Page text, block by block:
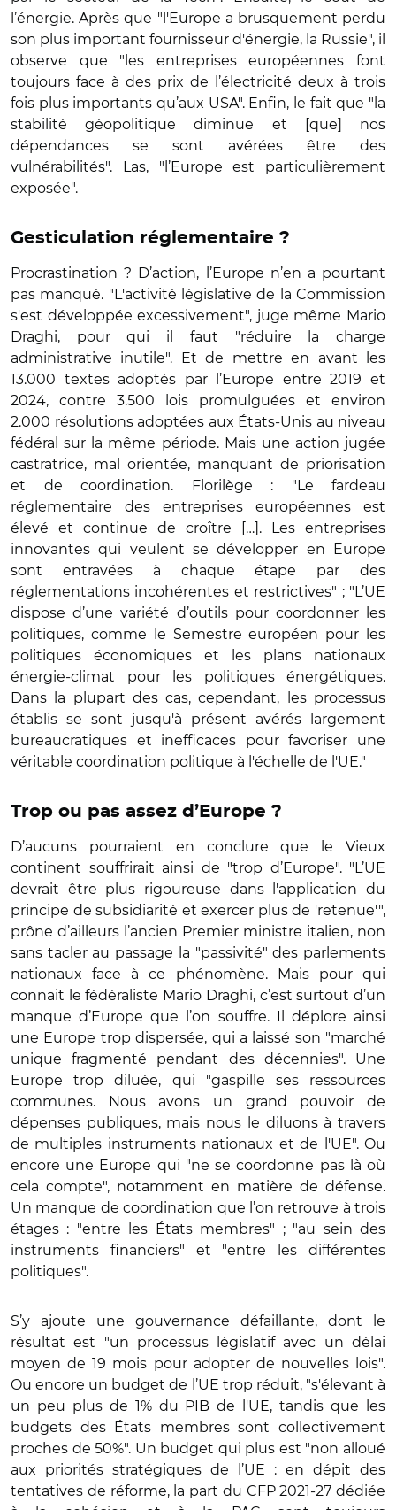
l’énergie. Après que "l'Europe a brusquement perdu
son plus important fournisseur d'énergie, la Russie", il
observe que "les entreprises européennes font
toujours face à des prix de l’électricité deux à trois
fois plus importants qu’aux USA". Enfin, le fait que "la
stabilité géopolitique diminue et [que] nos
dépendances se sont avérées être des
vulnérabilités". Las, "l’Europe est particulièrement
exposée".
Gesticulation réglementaire ?
Procrastination ? D’action, l’Europe n’en a pourtant
pas manqué. "L'activité législative de la Commission
s'est développée excessivement", juge même Mario
Draghi, pour qui il faut "réduire la charge
administrative inutile". Et de mettre en avant les
13.000 textes adoptés par l’Europe entre 2019 et
2024, contre 3.500 lois promulguées et environ
2.000 résolutions adoptées aux États-Unis au niveau
fédéral sur la même période. Mais une action jugée
castratrice, mal orientée, manquant de priorisation
et de coordination. Florilège : "Le fardeau
réglementaire des entreprises européennes est
élevé et continue de croître […]. Les entreprises
innovantes qui veulent se développer en Europe
sont entravées à chaque étape par des
réglementations incohérentes et restrictives" ; "L’UE
dispose d’une variété d’outils pour coordonner les
politiques, comme le Semestre européen pour les
politiques économiques et les plans nationaux
énergie-climat pour les politiques énergétiques.
Dans la plupart des cas, cependant, les processus
établis se sont jusqu'à présent avérés largement
bureaucratiques et inefficaces pour favoriser une
véritable coordination politique à l'échelle de l'UE."
Trop ou pas assez d’Europe ?
D’aucuns pourraient en conclure que le Vieux
continent souffrirait ainsi de "trop d’Europe". "L’UE
devrait être plus rigoureuse dans l'application du
principe de subsidiarité et exercer plus de 'retenue'",
prône d’ailleurs l’ancien Premier ministre italien, non
sans tacler au passage la "passivité" des parlements
nationaux face à ce phénomène. Mais pour qui
connait le fédéraliste Mario Draghi, c’est surtout d’un
manque d’Europe que l’on souffre. Il déplore ainsi
une Europe trop dispersée, qui a laissé son "marché
unique fragmenté pendant des décennies". Une
Europe trop diluée, qui "gaspille ses ressources
communes. Nous avons un grand pouvoir de
dépenses publiques, mais nous le diluons à travers
de multiples instruments nationaux et de l'UE". Ou
encore une Europe qui "ne se coordonne pas là où
cela compte", notamment en matière de défense.
Un manque de coordination que l’on retrouve à trois
étages : "entre les États membres" ; "au sein des
instruments financiers" et "entre les différentes
politiques".
S’y ajoute une gouvernance défaillante, dont le
résultat est "un processus législatif avec un délai
moyen de 19 mois pour adopter de nouvelles lois".
Ou encore un budget de l’UE trop réduit, "s'élevant à
un peu plus de 1% du PIB de l'UE, tandis que les
budgets des États membres sont collectivement
proches de 50%". Un budget qui plus est "non alloué
aux priorités stratégiques de l’UE : en dépit des
tentatives de réforme, la part du CFP 2021-27 dédiée